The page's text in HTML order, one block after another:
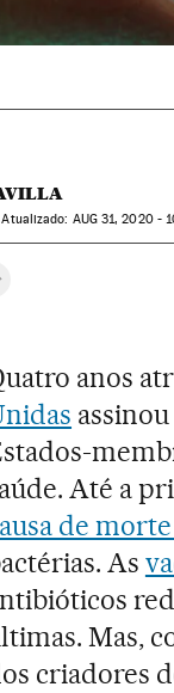
atualizado: AUG31, 2020 -
Facebook
en Twitter
Redes
anos
Até a
de
As
Mas,
criadores